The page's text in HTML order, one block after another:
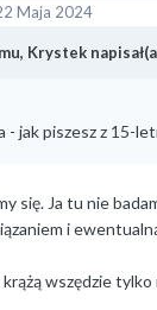
Maja 2024
Krystek
- jak piszesz z 15-
się. Ja tu nie
i
wszędzie